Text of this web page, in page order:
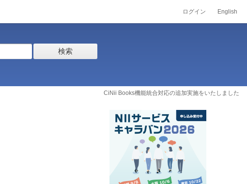
ログイン English
検索
CiNii Books機能統合対応の追加実施をいたしました